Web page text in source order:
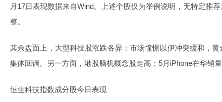
月17日表现数据来自Wind。上述个股仅为举例说明，无特定推
整。
其余盘面上，大型科技股涨跌各异；市场憧憬以伊冲突缓和，
集体回调。另一方面，港股脑机概念股走高；5月iPhone在华销
恒生科技指数成分股今日表现